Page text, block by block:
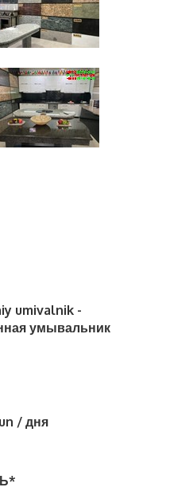
umivalnik -
умывальник
/ дня